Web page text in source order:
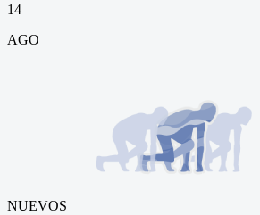
14
AGO
NUEVOS